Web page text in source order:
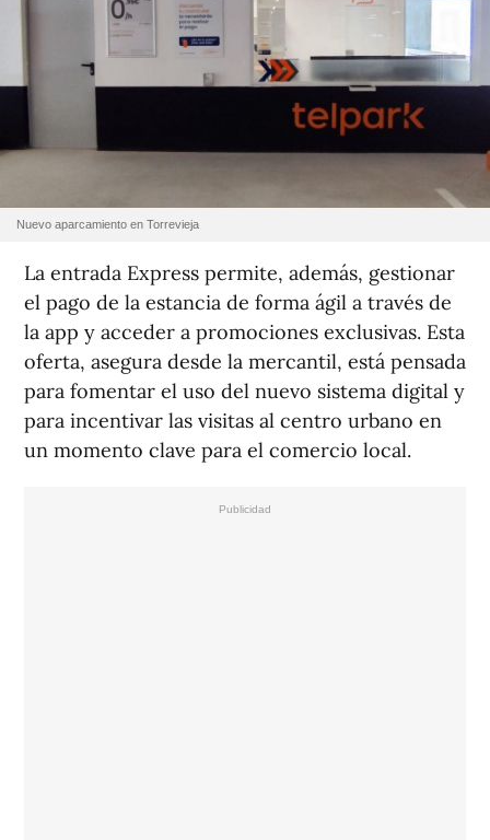
Nuevo aparcamiento en Torrevieja
La entrada Express permite, además, gestionar
el pago de la estancia de forma ágil a través de
la app y acceder a promociones exclusivas. Esta
oferta, asegura desde la mercantil, está pensada
para fomentar el uso del nuevo sistema digital y
para incentivar las visitas al centro urbano en
un momento clave para el comercio local.